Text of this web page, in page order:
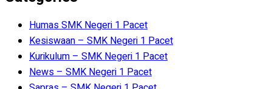
Humas SMK Negeri 1 Pacet
Kesiswaan – SMK Negeri 1 Pacet
Kurikulum – SMK Negeri 1 Pacet
News – SMK Negeri 1 Pacet